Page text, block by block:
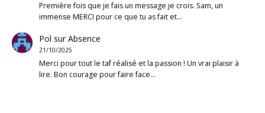
Première fois que je fais un message je crois. Sam, un
immense MERCI pour ce que tu as fait et…
Pol surAbsence
21/10/2025
Merci pour tout le taf réalisé et la passion ! Un vrai plaisir à
lire. Bon courage pour faire face…